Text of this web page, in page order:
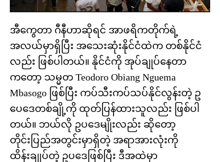
အီကွေတာ ဂီနီဟာဆိုရင် အာဖရိကတိုက်ရဲ့
အလယ်မှာရှိပြီး အသေးဆုံးနိုင်ငံထဲက တစ်နိုင်ငံ
လည်း ဖြစ်ပါတယ်။ နိုင်ငံကို အုပ်ချုပ်နေတာ
ကတော့ သမ္မတ Teodoro Obiang Nguema
Mbasogo ဖြစ်ပြီး ကပ်သီးကပ်သပ်နိုင်လွန်းတဲ့ ဥ
ပေဒေတစ်ချို့ကို ထုတ်ပြန်ထားသူလည်း ဖြစ်ပါ
တယ်။ ဘယ်လို ဥပဒေမျိုးလည်း ဆိုတော့
တိုင်းပြည်အတွင်းမှာရှိတဲ့ အရာအားလုံးကို
ထိန်းချုပ်တဲ့ ဥပဒေဖြစ်ပြီး ဒီအထဲမှာ